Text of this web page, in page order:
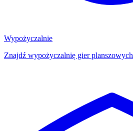
Wypożyczalnie
Znajdź wypożyczalnię gier planszowych